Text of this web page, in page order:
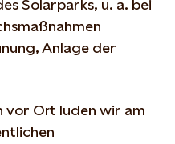
Solarparks, u. a. bei
Anlage der
vor Ort luden wir am